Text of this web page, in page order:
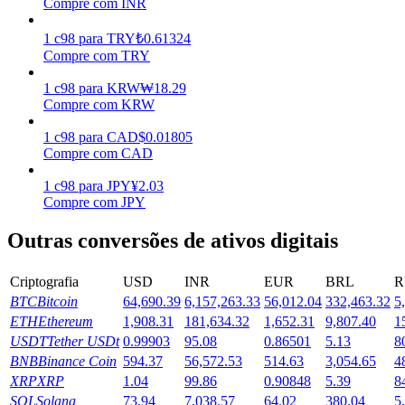
Ganhar
Ganhe recompensas competitivas diariamente
1 c98 para TRY₺0.61324
Compre com TRY
1 c98 para KRW₩18.29
Compre com KRW
1 c98 para CAD$0.01805
Compre com CAD
1 c98 para JPY¥2.03
Compre com JPY
Outras conversões de ativos digitais
Criptografia USD INR EUR BRL
BTCBitcoin 64,690.39 6,157,263.33 56,012.04 332,463.32
ETHEthereum 1,908.31 181,634.32 1,652.31 9,807.40
USDTTether USDt 0.99903 95.08 0.86501 5.13
BNBBinance Coin 594.37 56,572.53 514.63 3,054.65
XRPXRP 1.04 99.86 0.90848 5.39
SOLSolana 73.94 7,038.57 64.02 380.04